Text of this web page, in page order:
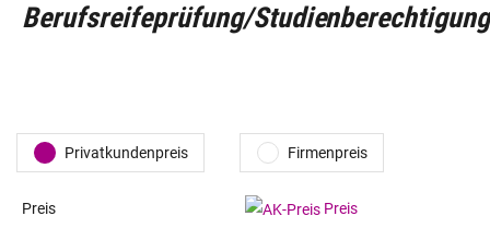
Berufsreifeprüfung/
Privatkundenpreis Firmenpreis
Preis Preis